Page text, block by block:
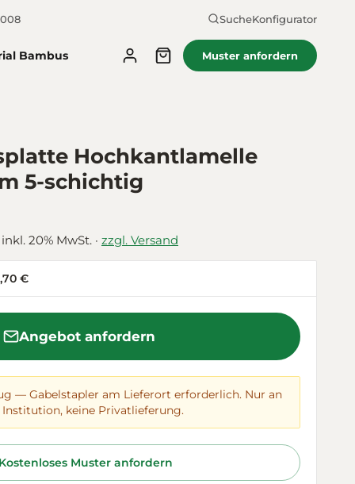
SucheKonfigurator
Bambus Muster anfordern
Hochkantlamelle
5-schichtig
20% MwSt. · zzgl. Versand
€
Angebot anfordern
— Gabelstapler am Lieferort erforderlich. Nur an
keine Privatlieferung.
Muster anfordern